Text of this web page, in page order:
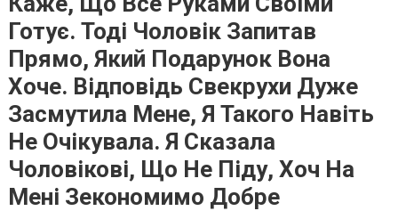
Готує. Тоді Чоловік Запитав
Прямо, Який Подарунок Вона
Хоче. Відповідь Свекрухи Дуже
Засмутила Мене, Я Такого Навіть
Не Очікувала. Я Сказала
Чоловікові, Що Не Піду, Хоч На
Мені Зекономимо Добре